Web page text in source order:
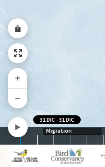
Migration
31 DIC -31 DIC